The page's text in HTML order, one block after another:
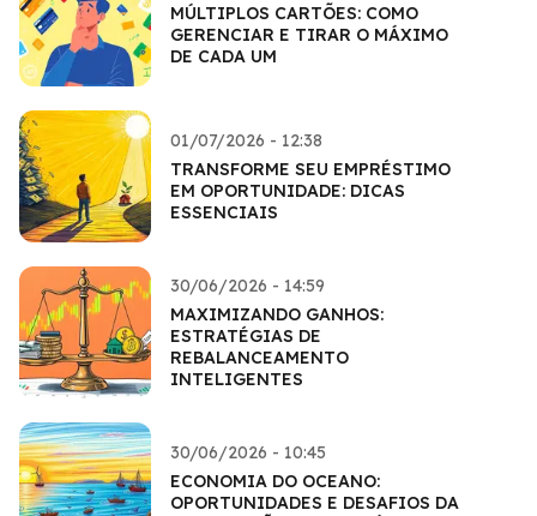
MÚLTIPLOS CARTÕES: COMO
GERENCIAR E TIRAR O MÁXIMO
DE CADA UM
01/07/2026 - 12:38
TRANSFORME SEU EMPRÉSTIMO
EM OPORTUNIDADE: DICAS
ESSENCIAIS
30/06/2026 - 14:59
MAXIMIZANDO GANHOS:
ESTRATÉGIAS DE
REBALANCEAMENTO
INTELIGENTES
30/06/2026 - 10:45
ECONOMIA DO OCEANO:
OPORTUNIDADES E DESAFIOS DA